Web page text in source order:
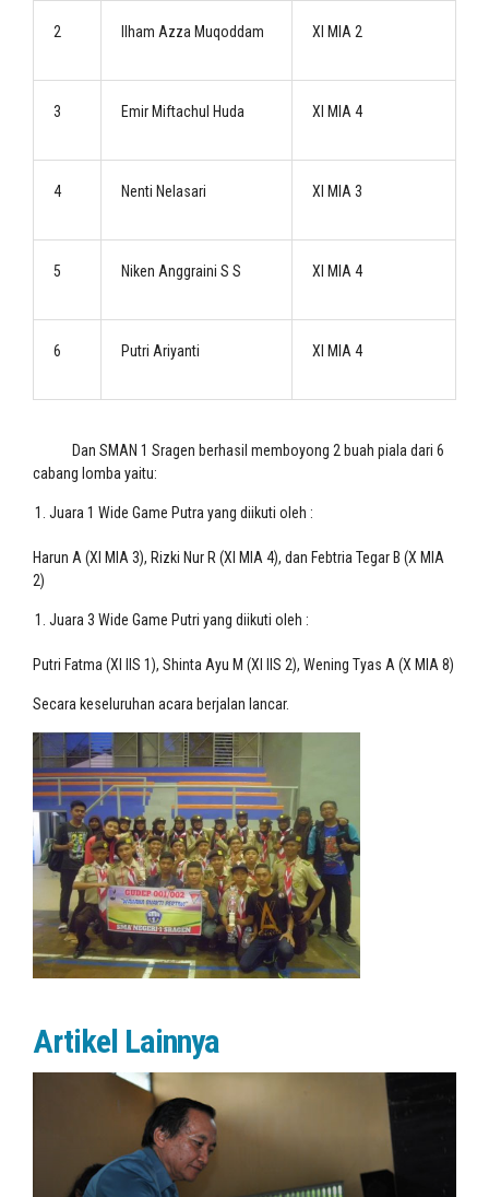
2 Ilham Azza Muqoddam XI MIA 2
3 Emir Miftachul Huda XI MIA 4
4 Nenti Nelasari XI MIA 3
5 Niken Anggraini S S XI MIA 4
6 Putri Ariyanti XI MIA 4
Dan SMAN 1 Sragen berhasil memboyong 2 buah piala dari 6
cabang lomba yaitu:
Juara 1 Wide Game Putra yang diikuti oleh :
Harun A (XI MIA 3), Rizki Nur R (XI MIA 4), dan Febtria Tegar B (X MIA
2)
Juara 3 Wide Game Putri yang diikuti oleh :
Putri Fatma (XI IIS 1), Shinta Ayu M (XI IIS 2), Wening Tyas A (X MIA 8)
Secara keseluruhan acara berjalan lancar.
Artikel Lainnya